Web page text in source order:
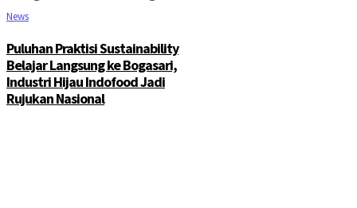
News
Puluhan Praktisi Sustainability
Belajar Langsung ke Bogasari,
Industri Hijau Indofood Jadi
Rujukan Nasional